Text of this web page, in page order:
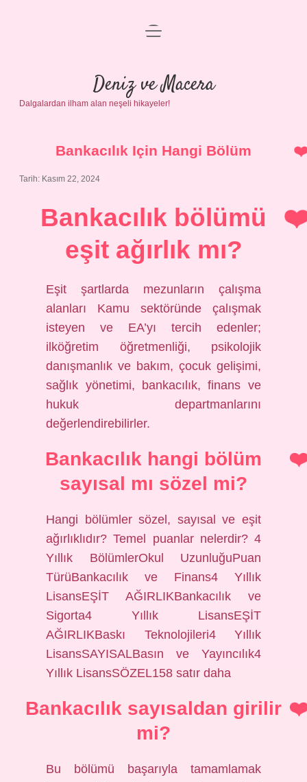
Anasayfa
Gizlilik Politikası
Yasal Uyarı
menüyü
Deniz ve Macera
Dalgalardan ilham alan neşeli hikayeler!
Bankacılık Için Hangi Bölüm
Tarih: Kasım 22, 2024
Bankacılık bölümü
eşit ağırlık mı?
Eşit şartlarda mezunların çalışma
alanları Kamu sektöründe çalışmak
isteyen ve EA’yı tercih edenler;
ilköğretim öğretmenliği, psikolojik
danışmanlık ve bakım, çocuk gelişimi,
sağlık yönetimi, bankacılık, finans ve
hukuk departmanlarını
değerlendirebilirler.
Bankacılık hangi bölüm
sayısal mı sözel mi?
Hangi bölümler sözel, sayısal ve eşit
ağırlıklıdır? Temel puanlar nelerdir? 4
Yıllık BölümlerOkul UzunluğuPuan
TürüBankacılık ve Finans4 Yıllık
LisansEŞİT AĞIRLIKBankacılık ve
Sigorta4 Yıllık LisansEŞİT
AĞIRLIKBaskı Teknolojileri4 Yıllık
LisansSAYISALBasın ve Yayıncılık4
Yıllık LisansSÖZEL158 satır daha
Bankacılık sayısaldan girilir
mi?
Bu bölümü başarıyla tamamlamak